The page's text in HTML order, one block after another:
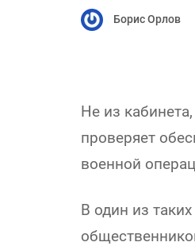
Борис Орлов
Не из
проверяет
военной
В один из